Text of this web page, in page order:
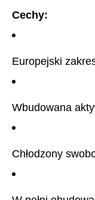
Cechy:
Europejski
Wbudowana
Chłodzony